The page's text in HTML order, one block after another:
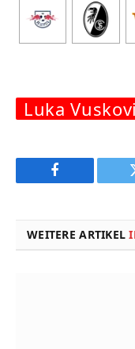
Luka
Facebook
WEITERE ARTIKEL